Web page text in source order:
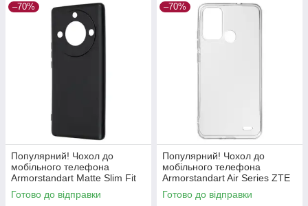
–70%
Популярний! Чохол до
мобільного телефона
Armorstandart Matte Slim Fit
Honor Magic5 Lite Camera
cover Black (ARM69395) -
Готово до відправки
–70%
Популярний! Чохол до
мобільного телефона
Armorstandart Air Series ZTE
Blade A52 Transparent
(ARM63123) - Краща якість
Готово до відправки